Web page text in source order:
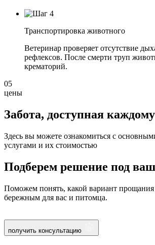
Транспортировка животного
Ветеринар проверяет отсутствие
рефлексов. После смерти труп
крематорий.
05
цены
Забота, доступная каждому
Здесь вы можете ознакомиться с
услугами и их стоимостью
Подберем решение под
Поможем понять, какой вариант прощания
бережным для вас и питомца.
получить консультацию